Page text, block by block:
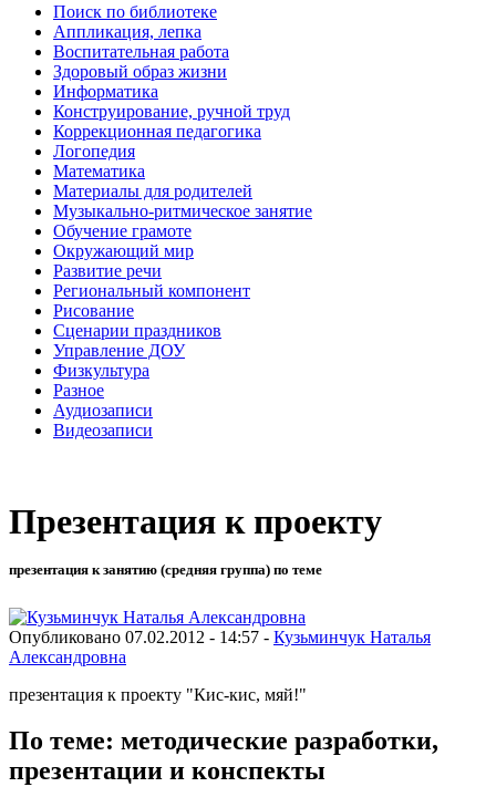
Поиск по библиотеке
Аппликация, лепка
Воспитательная работа
Здоровый образ жизни
Информатика
Конструирование, ручной труд
Коррекционная педагогика
Логопедия
Математика
Материалы для родителей
Музыкально-ритмическое занятие
Обучение грамоте
Окружающий мир
Развитие речи
Региональный компонент
Рисование
Сценарии праздников
Управление ДОУ
Физкультура
Разное
Аудиозаписи
Видеозаписи
Презентация к проекту
презентация к занятию (средняя группа) по теме
Опубликовано 07.02.2012 - 14:57 - Кузьминчук Наталья
Александровна
презентация к проекту "Кис-кис, мяй!"
По теме: методические разработки,
презентации и конспекты